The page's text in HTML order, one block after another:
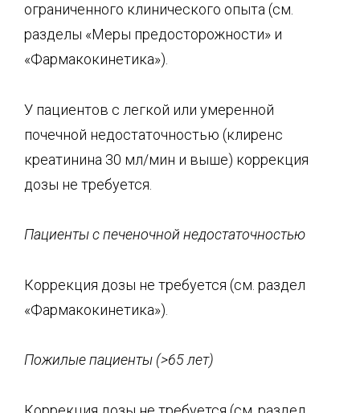
ограниченного клинического опыта (см.
разделы «Меры предосторожности» и
«Фармакокинетика»).
У пациентов с легкой или умеренной
почечной недостаточностью (клиренс
креатинина 30 мл/мин и выше) коррекция
дозы не требуется.
Пациенты с печеночной недостаточностью
Коррекция дозы не требуется (см. раздел
«Фармакокинетика»).
Пожилые пациенты (>65 лет)